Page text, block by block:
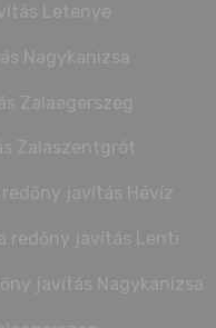
Letenye
Nagykanizsa
Zalaegerszeg
Zalaszentgrót
redőny javítás Hévíz
redőny javítás Lenti
javítás Nagykanizsa